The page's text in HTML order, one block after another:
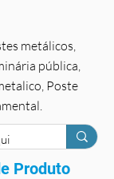
metálicos,
pública,
Poste
Produto